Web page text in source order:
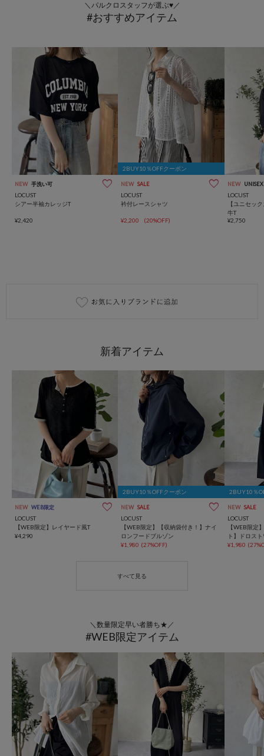
＼パルクロスタッフが選ぶ♥／
#おすすめアイテム
NEW 手洗い可
LOCUST
シアー半袖カレッジT
¥2,420
2BUY10％OFFクーポン
NEW SALE
LOCUST
衿付レースシャツ
¥2,200 (20%OFF)
NEW UNISEX
LOCUST
【ユニセッ
牛T
¥2,750
NEW WEB限定
LOCUST
【WEB限定】レイヤード風T
¥4,290
2BUY10％OFFクーポン
NEW SALE
LOCUST
【WEB限定】【収納袋付き！】ナイ
ロンフードブルゾン
¥1,980 (27%OFF)
2BUY10％
NEW SALE
LOCUST
【WEB限定
ト】ドロス
¥1,980
＼数量限定早い者勝ち★／
#WEB限定アイテム